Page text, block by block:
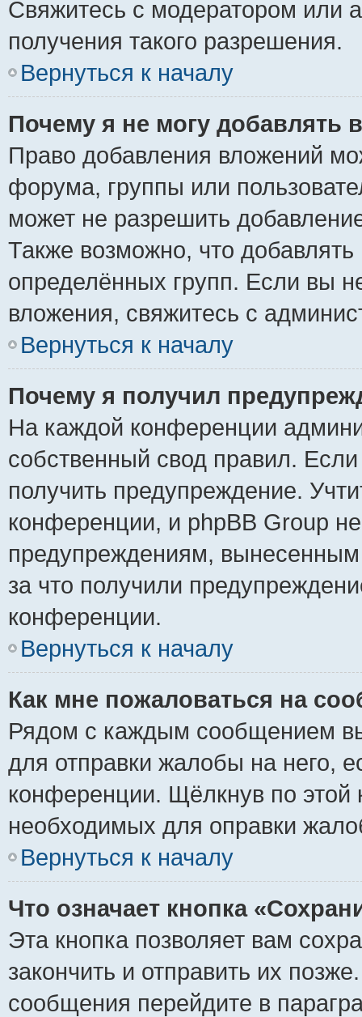
Свяжитесь с модератором или
получения такого разрешения.
Вернуться к началу
Почему я не могу добавлять
Право добавления вложений
форума, группы или
может не разрешить
Также возможно, что
определённых групп. Если вы
вложения, свяжитесь с
Вернуться к началу
Почему я получил
На каждой конференции
собственный свод правил.
получить предупреждение.
конференции, и phpBB Group
предупреждениям,
за что получили
конференции.
Вернуться к началу
Как мне пожаловаться на
Рядом с каждым сообщением
для отправки жалобы на него,
конференции. Щёлкнув по этой
необходимых для оправки
Вернуться к началу
Что означает кнопка
Эта кнопка позволяет вам
закончить и отправить их
сообщения перейдите в